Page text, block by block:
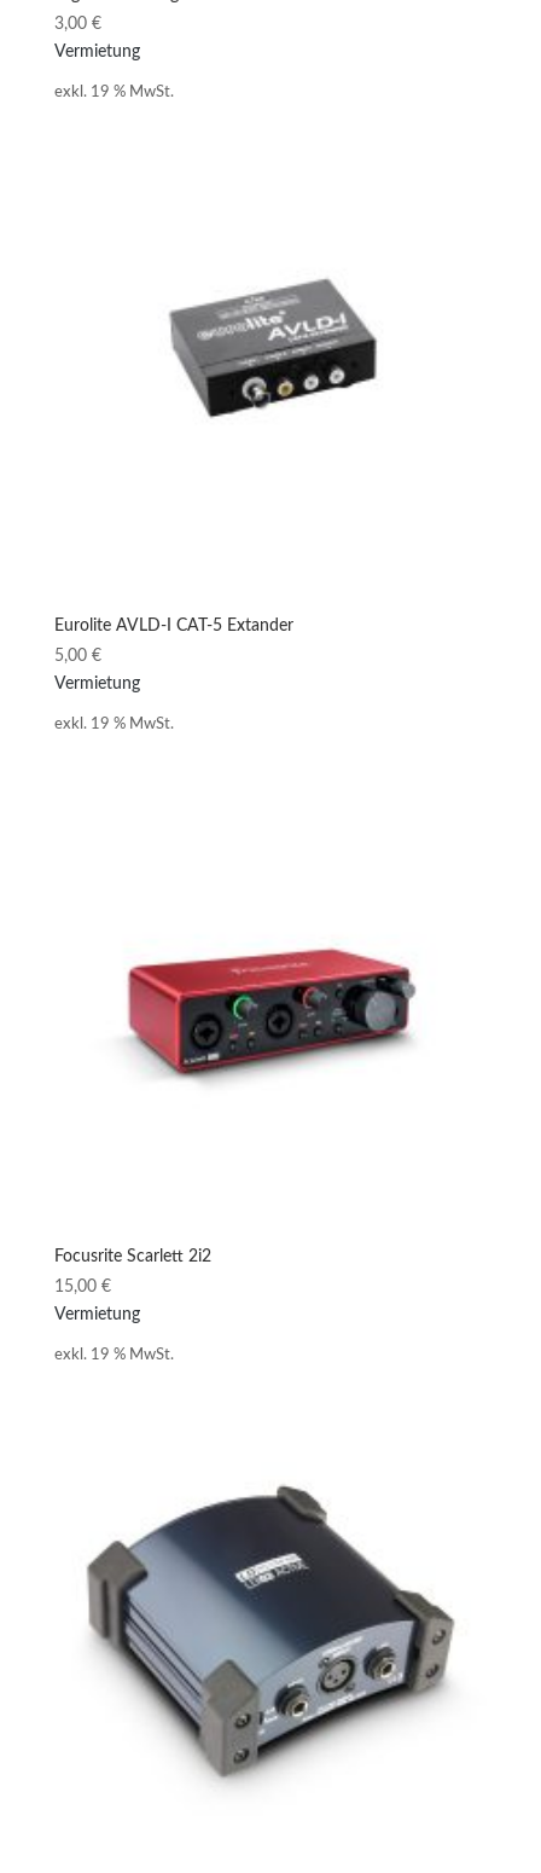
3,00 €
Vermietung
exkl. 19 % MwSt.
Eurolite AVLD-I CAT-5 Extander
5,00 €
Vermietung
exkl. 19 % MwSt.
Focusrite Scarlett 2i2
15,00 €
Vermietung
exkl. 19 % MwSt.